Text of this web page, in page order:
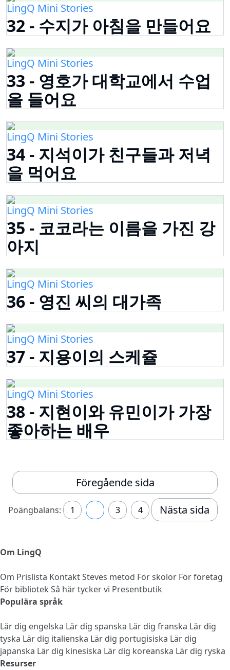
LingQ Mini Stories
32 - 수지가 아침을 만들어요
LingQ Mini Stories
33 - 영호가 대학교에서 수업
을 들어요
LingQ Mini Stories
34 - 지석이가 친구들과 저녁
을 먹어요
LingQ Mini Stories
35 - 코코라는 이름을 가진 강
아지
LingQ Mini Stories
36 - 영진 씨의 대가족
LingQ Mini Stories
37 - 지용이의 스케쥴
LingQ Mini Stories
38 - 지현이와 유민이가 가장
좋아하는 배우
Föregående sida
Poängbalans: 1 3 4 Nästa sida
Om LingQ
Om Prislista KontaktSteves metod För skolor För företag
För bibliotek Så här tycker vi Presentbutik
Populära språk
Lär dig engelska Lär dig spanska Lär dig franska Lär dig
tyska Lär dig italienska Lär dig portugisiska Lär dig
japanska Lär dig kinesiska Lär dig koreanska Lär dig ryska
Resurser